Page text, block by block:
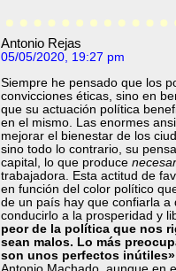
Antonio Rejas
05/05/2020, 19:27 pm
Siempre he pensado que los
convicciones éticas, sino en
que su actuación política
en el mismo. Las enormes
mejorar el bienestar de los
sino todo lo contrario, su
capital, lo que produce
trabajadora. Esta actitud de
en función del color político
de un país hay que confiarla a
conducirlo a la prosperidad y
peor de la política que nos
sean malos. Lo más
son unos perfectos